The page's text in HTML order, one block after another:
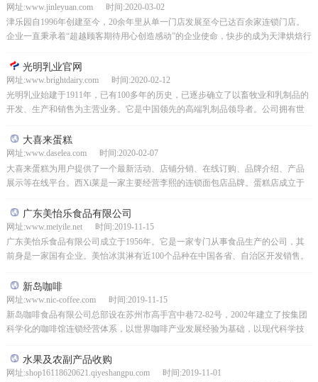
网址:www.jinleyuan.com 时间:2020-03-02
津乐园自1996年创建至今，20余年里从单一门店发展至今已达百余家连锁门店。
企业一直秉承着“超越顾客期待用心创造感动”的企业使命，快步的成为天津烘焙行
光明乳业官网
网址:www.brightdairy.com 时间:2020-02-12
光明乳业始建于1911年，已有100多年的历史，已逐步确立了以畜牧业和乳制品的
开发、生产和销售为主营业务。它是中国领先的高端乳制品领导者。公司拥有世
大喜来蛋糕
网址:www.daselea.com 时间:2020-02-07
大喜来蛋糕为用户提供了一个最新活动、店铺分销、在线订购、品牌介绍、产品
展示等在线平台。西Xi莱是一家主要经营李熙的连锁面包店品牌。蛋糕店成立于
广东美怡乐食品有限公司
网址:www.meiyile.net 时间:2019-11-15
广东美怡乐食品有限公司成立于1956年。它是一家专门从事食品生产的公司，其
前身是一家国有企业。美怡冰淇淋有近100个品种在中国各省、自治区开发销售。
新岛咖啡
网址:www.nic-coffee.com 时间:2019-11-15
新岛咖啡食品有限公司总部设在苏州市高手宫中巷72-82号，2002年建立了按集团
科学化的咖啡馆连锁经营体系，以世界咖啡产业发展经验为基础，以现代科学技
水果及农副产品收购
网址:shop16118620621.qiyeshangpu.com 时间:2019-11-01